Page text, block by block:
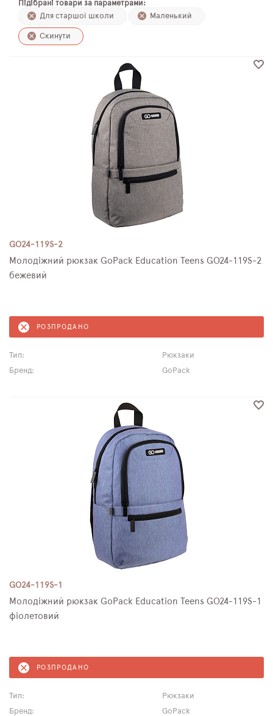
ПЛЯШКИ ДЛЯ ВОДИ
DELUNE
Підібрані товари за параметрами:
Для старшої школи
Маленький
Скинути
GO24-119S-2
Молодіжний рюкзак GoPack Education Teens GO24-119S-2
бежевий
РОЗПРОДАНО
Тип:
Рюкзаки
Бренд:
GoPack
GO24-119S-1
Молодіжний рюкзак GoPack Education Teens GO24-119S-1
фіолетовий
РОЗПРОДАНО
Тип:
Рюкзаки
Бренд:
GoPack